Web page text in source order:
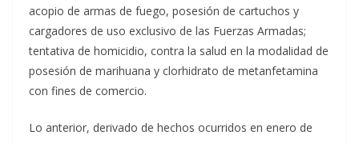
acopio de armas de fuego, posesión de cartuchos y
cargadores de uso exclusivo de las Fuerzas Armadas;
tentativa de homicidio, contra la salud en la modalidad de
posesión de marihuana y clorhidrato de metanfetamina
con fines de comercio.
Lo anterior, derivado de hechos ocurridos en enero de